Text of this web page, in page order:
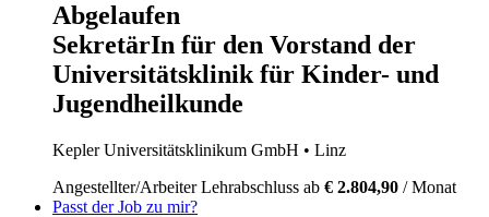
Abgelaufen
SekretärIn für den Vorstand der
Universitätsklinik für Kinder- und
Jugendheilkunde
Kepler Universitätsklinikum GmbH • Linz
Angestellter/ArbeiterLehrabschluss ab € 2.804,90 / Monat
Passt der Job zu mir?